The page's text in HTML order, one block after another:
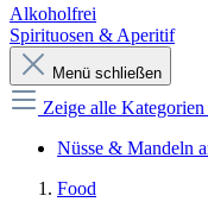
Alkoholfrei
Spirituosen & Aperitif
Menü schließen
Zeige alle Kategorien
Nüsse & Mandeln
Food